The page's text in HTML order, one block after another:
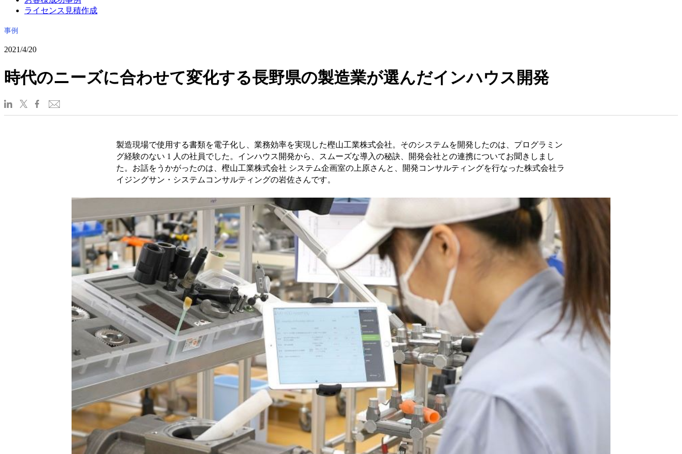
ライセンス見積作成
事例
2021/4/20
時代のニーズに合わせて変化する長野県の製造業が選んだインハウス開発
製造現場で使用する書類を電子化し、業務効率を実現した樫山工業株式会社。そのシステムを開発したのは、プログラミン
グ経験のない 1 人の社員でした。インハウス開発から、スムーズな導入の秘訣、開発会社との連携についてお聞きしまし
た。お話をうかがったのは、樫山工業株式会社 システム企画室の上原さんと、開発コンサルティングを行なった株式会社ラ
イジングサン・システムコンサルティングの岩佐さんです。